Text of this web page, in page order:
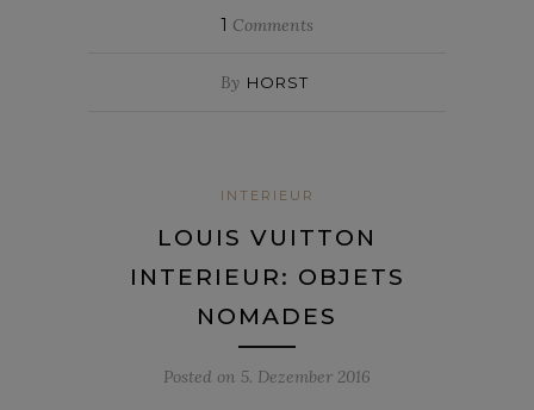
1 Comments
By HORST
INTERIEUR
LOUIS VUITTON
INTERIEUR: OBJETS
NOMADES
Posted on 5. Dezember 2016